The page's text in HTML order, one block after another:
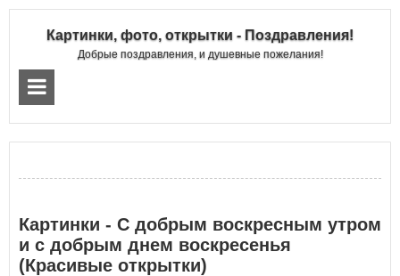
Картинки, фото, открытки - Поздравления!
Добрые поздравления, и душевные пожелания!
Картинки - С добрым воскресным утром
и с добрым днем воскресенья
(Красивые открытки)